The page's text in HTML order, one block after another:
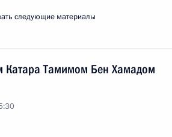
следующие материалы
Катара Тамимом Бен Хамадом